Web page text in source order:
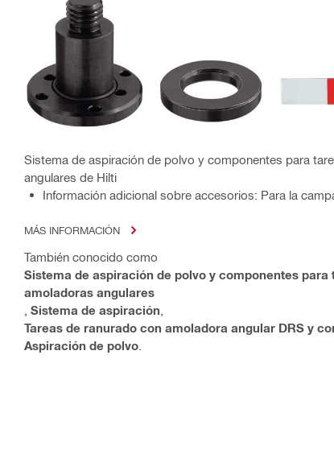
Sistema de aspiración de polvo y componentes para
angulares de Hilti
Información adicional sobre accesorios: Para la
MÁS INFORMACIÓN
También conocido como
Sistema de aspiración de polvo y componentes para
amoladoras angulares
Sistema de aspiración
Tareas de ranurado con amoladora angular DRS y
Aspiración de polvo